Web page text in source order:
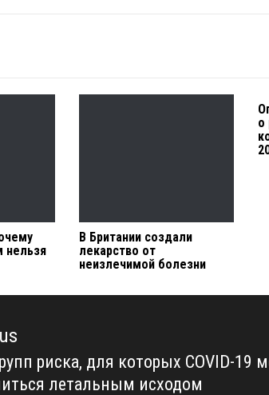
нельзя
В Британии создали
лекарство от
неизлечимой болезни
о
риска, для которых COVID-19
летальным исходом